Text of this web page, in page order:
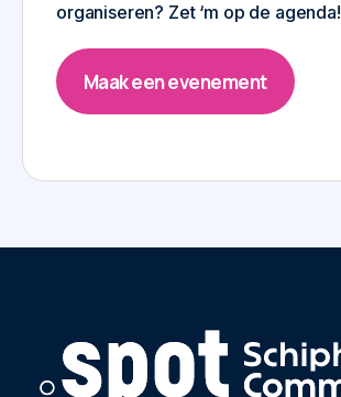
organiseren? Zet ‘m op de agenda!
Maak een evenement